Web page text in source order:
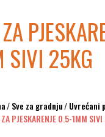
SIVI 25KG
/Sve za gradnju/Uvrećani
PJESKARENJE 0.5-1MM